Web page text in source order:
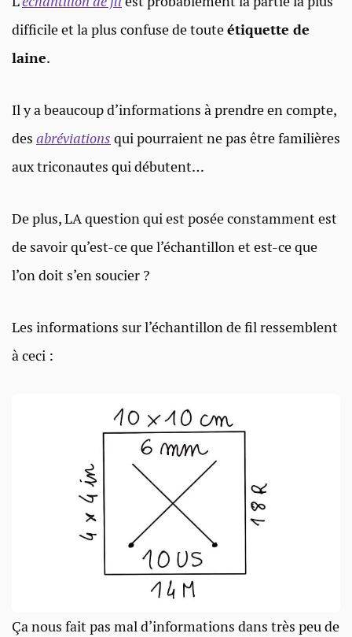
difficile et la plus confuse de touteétiquette de
laine.
Il y a beaucoup d’informations à prendre en compte,
des abréviations qui pourraient ne pas être familières
aux triconautes qui débutent…
De plus, LA question qui est posée constamment est
de savoir qu’est-ce que l’échantillon et est-ce que
l’on doit s’en soucier ?
Les informations sur l’échantillon de fil ressemblent
à ceci :
Ça nous fait pas mal d’informations dans très peu de